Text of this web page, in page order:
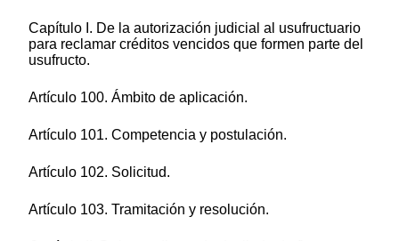
Capítulo I. De la autorización judicial al usufructuario
para reclamar créditos vencidos que formen parte del
usufructo.
Artículo 100. Ámbito de aplicación.
Artículo 101. Competencia y postulación.
Artículo 102. Solicitud.
Artículo 103. Tramitación y resolución.